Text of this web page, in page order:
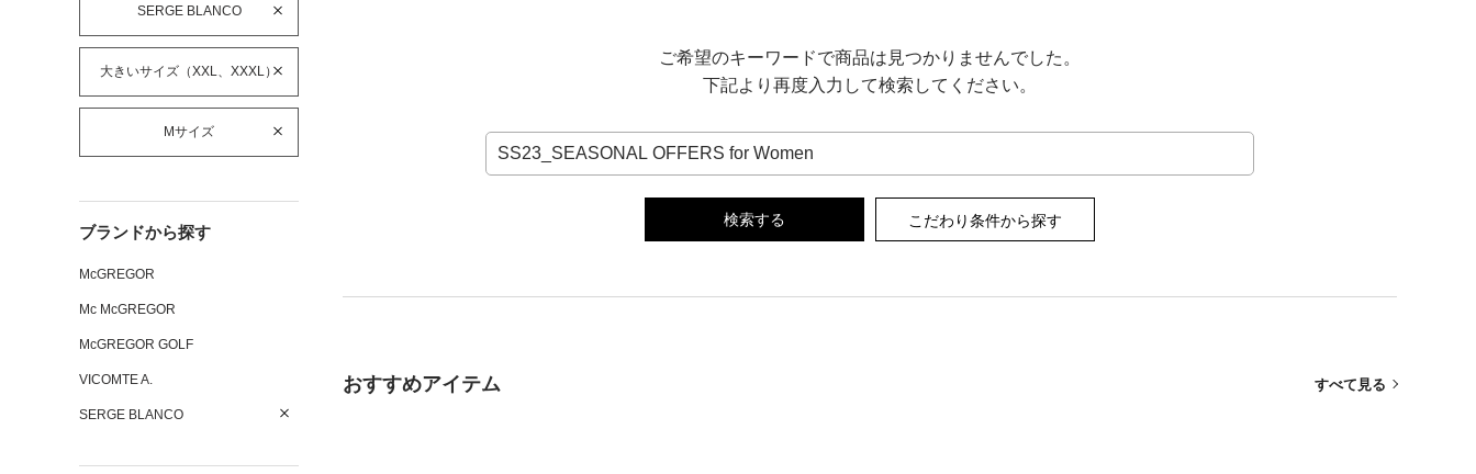
SERGE BLANCO
大きいサイズ（XXL、XXXL）
Mサイズ
ブランドから探す
McGREGOR
Mc McGREGOR
McGREGOR GOLF
VICOMTE A.
SERGE BLANCO
ご希望のキーワードで商品は見つかりませんでした。
下記より再度入力して検索してください。
こだわり条件から探す
おすすめアイテム すべて見る